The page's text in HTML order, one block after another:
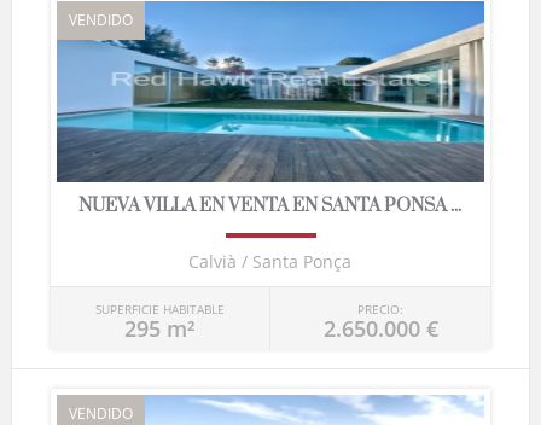
VENDIDO
NUEVA VILLA EN VENTA EN SANTA PONSA ...
Calvià / Santa Ponça
SUPERFICIE HABITABLE
295 m²
PRECIO:
2.650.000 €
VENDIDO